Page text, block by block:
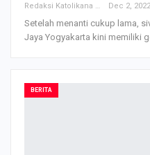
Redaksi Katolikana Dec 2, 2022
Setelah menanti cukup lama,
Jaya Yogyakarta kini memiliki
BERITA